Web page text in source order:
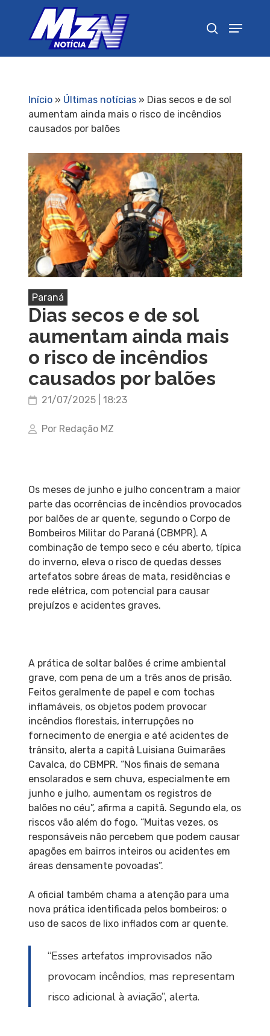
Início» Últimas notícias» Dias secos e de sol
aumentam ainda mais o risco de incêndios
causados por balões
Paraná
Dias secos e de sol
aumentam ainda mais
o risco de incêndios
causados por balões
21/07/2025 | 18:23
Por Redação MZ
Os meses de junho e julho concentram a maior
parte das ocorrências de incêndios provocados
por balões de ar quente, segundo o Corpo de
Bombeiros Militar do Paraná (CBMPR). A
combinação de tempo seco e céu aberto, típica
do inverno, eleva o risco de quedas desses
artefatos sobre áreas de mata, residências e
rede elétrica, com potencial para causar
prejuízos e acidentes graves.
A prática de soltar balões é crime ambiental
grave, com pena de um a três anos de prisão.
Feitos geralmente de papel e com tochas
inflamáveis, os objetos podem provocar
incêndios florestais, interrupções no
fornecimento de energia e até acidentes de
trânsito, alerta a capitã Luisiana Guimarães
Cavalca, do CBMPR. “Nos finais de semana
ensolarados e sem chuva, especialmente em
junho e julho, aumentam os registros de
balões no céu”, afirma a capitã. Segundo ela, os
riscos vão além do fogo. “Muitas vezes, os
responsáveis não percebem que podem causar
apagões em bairros inteiros ou acidentes em
áreas densamente povoadas”.
A oficial também chama a atenção para uma
nova prática identificada pelos bombeiros: o
uso de sacos de lixo inflados com ar quente.
“Esses artefatos improvisados não
provocam incêndios, mas representam
risco adicional à aviação”, alerta.